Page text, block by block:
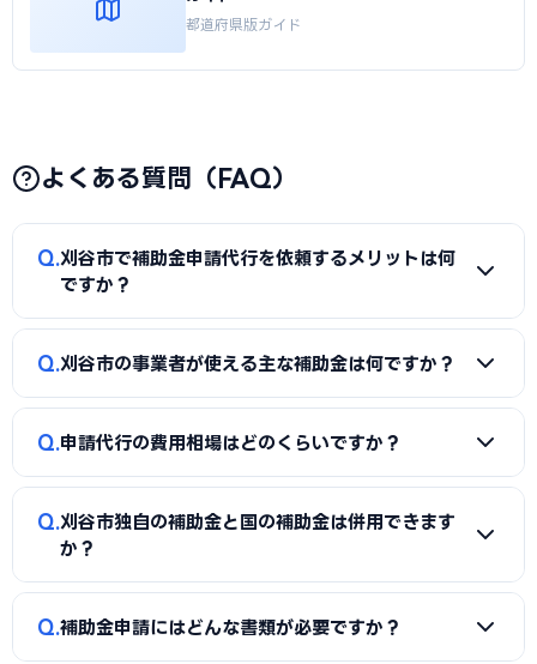
都道府県版ガイド
よくある質問（FAQ）
Q 刈谷市で補助金申請代行を依頼するメリットは何
ですか？
A
補助金は事業計画書の完成度で採択率が大きく変わりま
成、必要書類の整備、申請システム（電子申請）の操作、採
択後の実績報告まで一貫してサポートを受けられます。本業に
Q 刈谷市の事業者が使える主な補助金は何ですか？
A
国の「ものづくり補助金」「IT導入補助金」「小規模事
投資補助金」に加え、刈谷市独自の補助金・助成金が活用で
きます。詳しくは本記事の「刈谷市独自の補助金制度」「国
の主要補助金」の各セクションをご覧ください。
Q 申請代行の費用相場はどのくらいですか？
A
一般的に「着手金（無料〜数万円）＋成功報酬（採択額
の10〜15%程度）」の体系が多く、完全成功報酬型の事務所
約前に見積もりと報酬条件を必ず確認しましょう。当サイト
では刈谷市に対応した実績豊富な専門家を無料でご紹介して
Q 刈谷市独自の補助金と国の補助金は併用できます
か？
A
同一経費への重複申請はできませんが、対象経費を「設備
Q 補助金申請にはどんな書類が必要ですか？